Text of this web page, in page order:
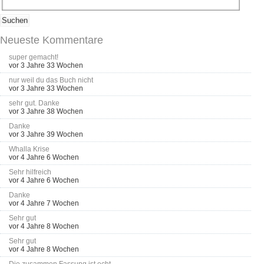
Neueste Kommentare
super gemacht!
vor 3 Jahre 33 Wochen
nur weil du das Buch nicht
vor 3 Jahre 33 Wochen
sehr gut. Danke
vor 3 Jahre 38 Wochen
Danke
vor 3 Jahre 39 Wochen
Whalla Krise
vor 4 Jahre 6 Wochen
Sehr hilfreich
vor 4 Jahre 6 Wochen
Danke
vor 4 Jahre 7 Wochen
Sehr gut
vor 4 Jahre 8 Wochen
Sehr gut
vor 4 Jahre 8 Wochen